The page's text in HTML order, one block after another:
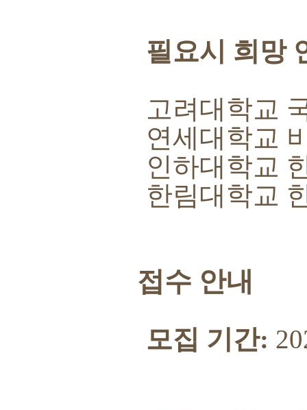
필요시 희망
고려대학교
연세대학교
인하대학교
한림대학교
접수 안내
모집 기간: